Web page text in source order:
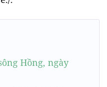
Hồng, ngày